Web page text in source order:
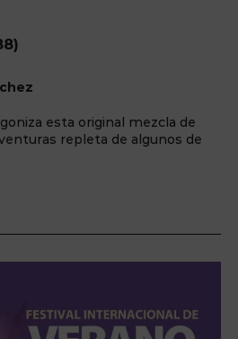
esta original mezcla de
repleta de algunos de